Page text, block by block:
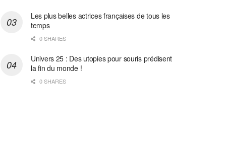
Les plus belles actrices françaises de tous les
temps
0 SHARES
Univers 25 : Des utopies pour souris prédisent
la fin du monde !
0 SHARES